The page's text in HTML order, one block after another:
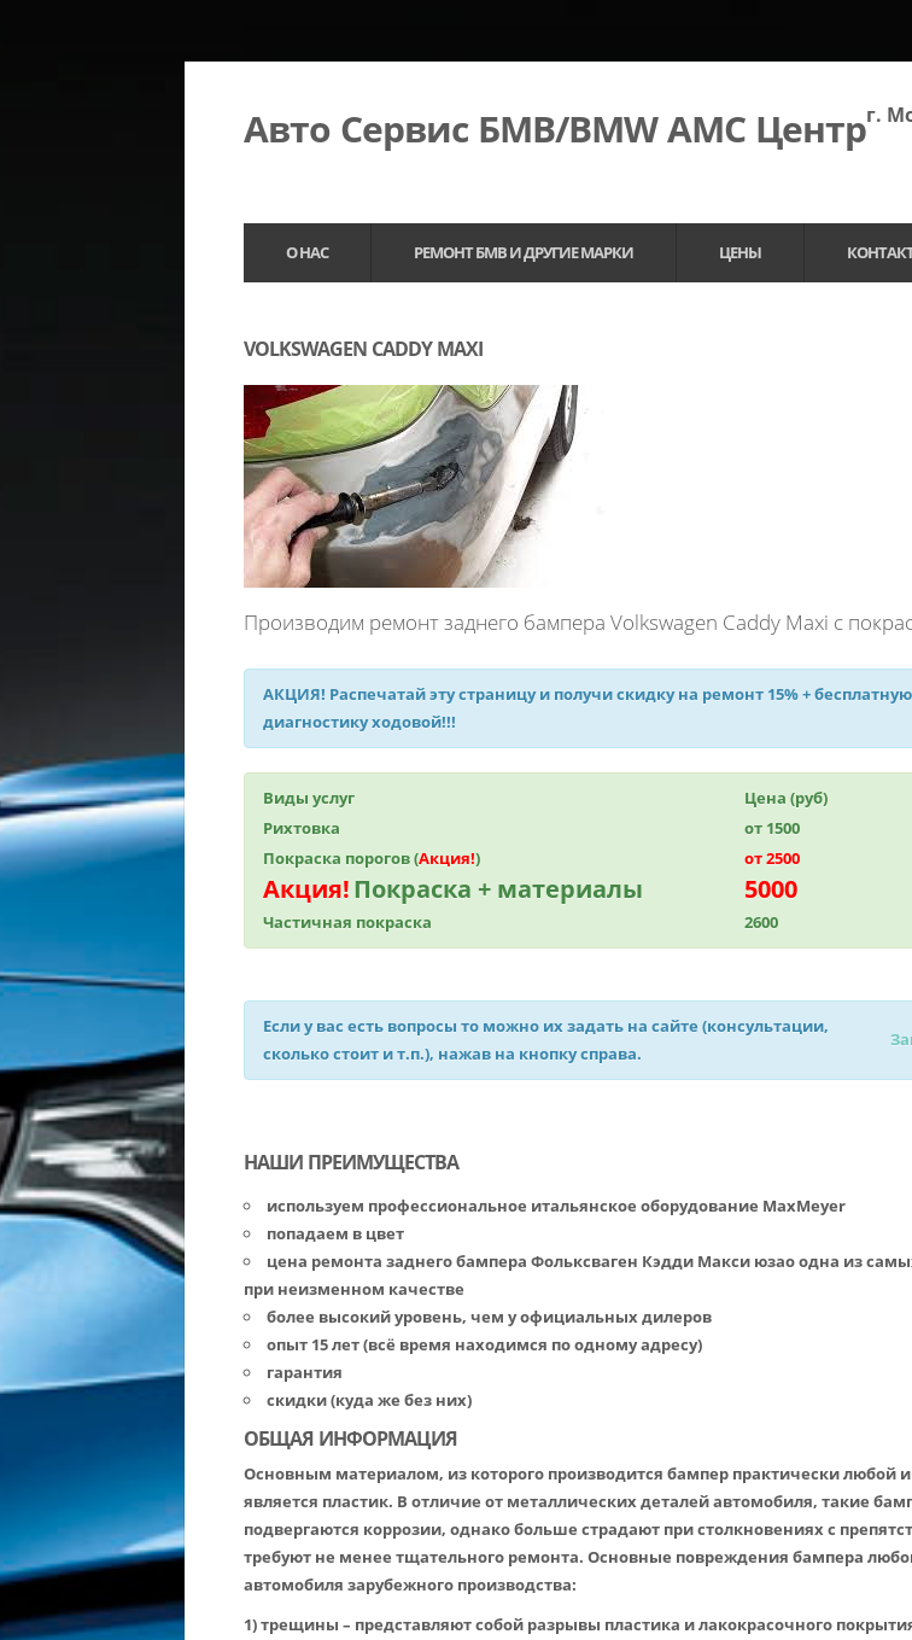
Авто Сервис БМВ/BMW АМС Центрг.
О НАС РЕМОНТ БМВ И ДРУГИЕ МАРКИ ЦЕНЫ
VOLKSWAGEN CADDY MAXI
Производим ремонт заднего бампера Volkswagen Caddy Maxi с
АКЦИЯ! Распечатай эту страницу и получискидку на ремонт 15%+ бесплатную
диагностику ходовой!!!
Виды услуг
Цена (руб)
Рихтовка
от 1500
Покраска порогов (Акция!) от 2500
Акция!Покраска + материалы 5000
Частичная покраска 2600
Если у вас есть вопросы то можно их задать на сайте (консультации,
сколько стоит и т.п.), нажав на кнопку справа.
НАШИ ПРЕИМУЩЕСТВА
используем профессиональное итальянское оборудование MaxMeyer
попадаем в цвет
цена ремонта заднего бампера Фольксваген Кэдди Макси юзао одна из
при неизменном качестве
более высокий уровень, чем у официальных дилеров
опыт 15 лет (всё время находимся по одному адресу)
гарантия
скидки (куда же без них)
ОБЩАЯ ИНФОРМАЦИЯ
Основным материалом, из которого производится бампер практически любой
является пластик. В отличие от металлических деталей автомобиля, такие
подвергаются коррозии, однако больше страдают при столкновениях с
требуют не менее тщательного ремонта. Основные повреждения бампера
автомобиля зарубежного производства:
1) трещины – представляют собой разрывы пластика и лакокрасочного